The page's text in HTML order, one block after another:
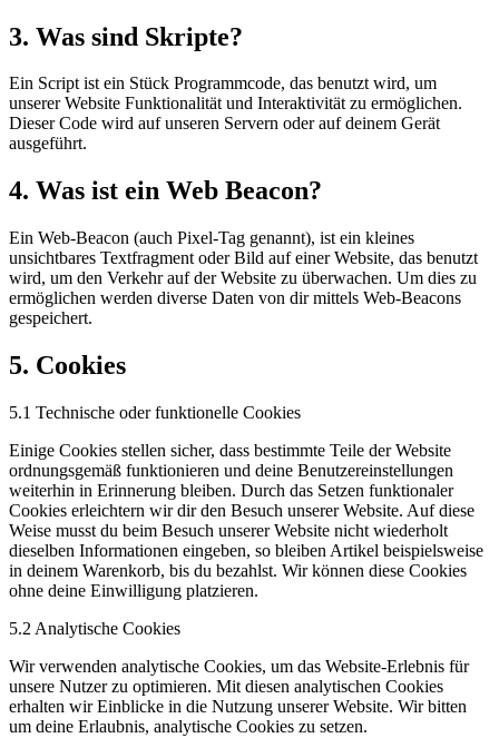
3. Was sind Skripte?
Ein Script ist ein Stück Programmcode, das benutzt wird, um
unserer Website Funktionalität und Interaktivität zu ermöglichen.
Dieser Code wird auf unseren Servern oder auf deinem Gerät
ausgeführt.
4. Was ist ein Web Beacon?
Ein Web-Beacon (auch Pixel-Tag genannt), ist ein kleines
unsichtbares Textfragment oder Bild auf einer Website, das benutzt
wird, um den Verkehr auf der Website zu überwachen. Um dies zu
ermöglichen werden diverse Daten von dir mittels Web-Beacons
gespeichert.
5. Cookies
5.1 Technische oder funktionelle Cookies
Einige Cookies stellen sicher, dass bestimmte Teile der Website
ordnungsgemäß funktionieren und deine Benutzereinstellungen
weiterhin in Erinnerung bleiben. Durch das Setzen funktionaler
Cookies erleichtern wir dir den Besuch unserer Website. Auf diese
Weise musst du beim Besuch unserer Website nicht wiederholt
dieselben Informationen eingeben, so bleiben Artikel beispielsweise
in deinem Warenkorb, bis du bezahlst. Wir können diese Cookies
ohne deine Einwilligung platzieren.
5.2 Analytische Cookies
Wir verwenden analytische Cookies, um das Website-Erlebnis für
unsere Nutzer zu optimieren. Mit diesen analytischen Cookies
erhalten wir Einblicke in die Nutzung unserer Website. Wir bitten
um deine Erlaubnis, analytische Cookies zu setzen.